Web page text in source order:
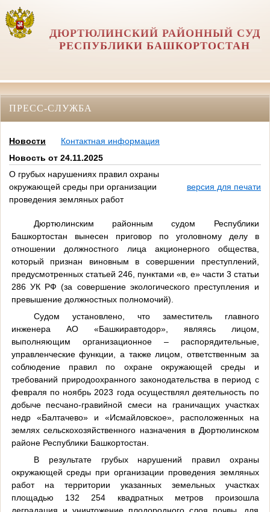
ДЮРТЮЛИНСКИЙ РАЙОННЫЙ СУД
РЕСПУБЛИКИ БАШКОРТОСТАН
ПРЕСС-СЛУЖБА
Новости
Контактная информация
Новость от 24.11.2025
О грубых нарушениях правил охраны
окружающей среды при организации
проведения земляных работ
версия для печати
Дюртюлинским районным судом Республики
Башкортостан вынесен приговор по уголовному делу в
отношении должностного лица акционерного общества,
который признан виновным в совершении преступлений,
предусмотренных статьей 246, пунктами «в, е» части 3 статьи
286 УК РФ (за совершение экологического преступления и
превышение должностных полномочий).
Судом установлено, что заместитель главного
инженера АО «Башкиравтодор», являясь лицом,
выполняющим организационное – распорядительные,
управленческие функции, а также лицом, ответственным за
соблюдение правил по охране окружающей среды и
требований природоохранного законодательства в период с
февраля по ноябрь 2023 года осуществлял деятельность по
добыче песчано-гравийной смеси на граничащих участках
недр «Балтачево» и «Исмайловское», расположенных на
землях сельскохозяйственного назначения в Дюртюлинском
районе Республики Башкортостан.
В результате грубых нарушений правил охраны
окружающей среды при организации проведения земляных
работ на территории указанных земельных участках
площадью 132 254 квадратных метров произошла
деградация и уничтожение плодородного слоя почвы, для